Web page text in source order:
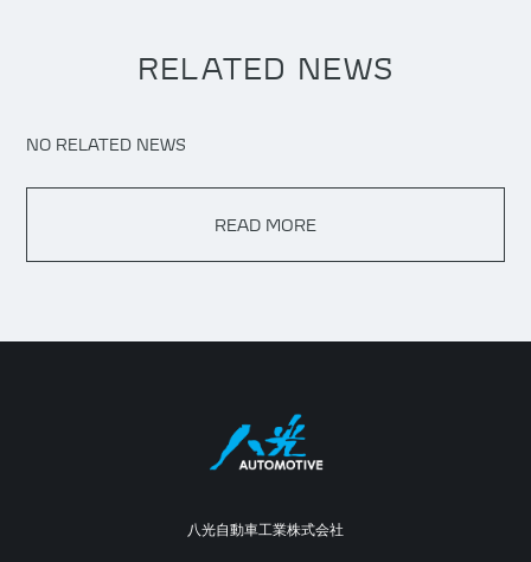
RELATED NEWS
NO RELATED NEWS
READ MORE
八光自動車工業株式会社